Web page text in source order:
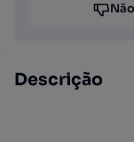
Não
Descrição